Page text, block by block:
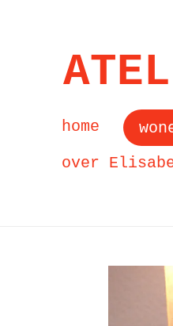
hoofdinhoud
home
over